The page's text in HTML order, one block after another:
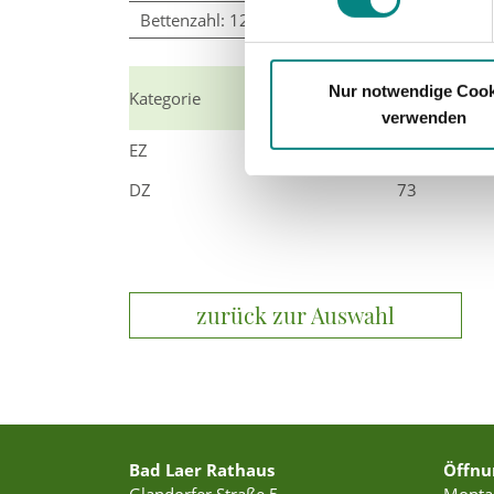
Nur notwendige
verwenden
Bettenzahl: 12
Kategorie
€
ÜF ab
EZ 42
DZ
73
zurück zur Auswahl
Bad Laer Rathaus